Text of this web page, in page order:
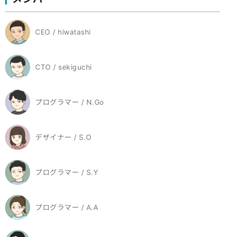
CEO / hiwatashi
CTO / sekiguchi
プログラマー / N.Go
デザイナー / S.O
プログラマー / S.Y
プログラマー / A.A